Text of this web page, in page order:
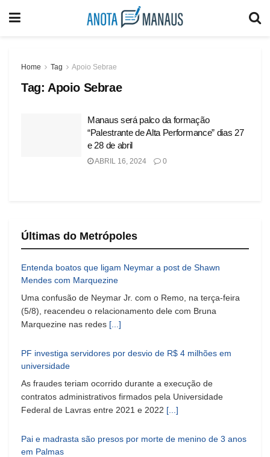
Home Tag Apoio Sebrae
Tag: Apoio Sebrae
Manaus será palco da formação
“Palestrante de Alta Performance” dias 27
e 28 de abril
ABRIL 16, 2024 0
Últimas do Metrópoles
Entenda boatos que ligam Neymar a post de Shawn
Mendes com Marquezine
Uma confusão de Neymar Jr. com o Remo, na terça-feira
(5/8), reacendeu o relacionamento dele com Bruna
Marquezine nas redes [...]
PF investiga servidores por desvio de R$ 4 milhões em
universidade
As fraudes teriam ocorrido durante a execução de
contratos administrativos firmados pela Universidade
Federal de Lavras entre 2021 e 2022 [...]
Pai e madrasta são presos por morte de menino de 3 anos
em Palmas